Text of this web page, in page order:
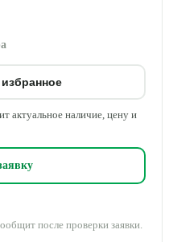
актуальное наличие, цену и
после проверки заявки.